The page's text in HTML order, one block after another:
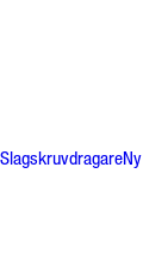
SlagskruvdragareNy